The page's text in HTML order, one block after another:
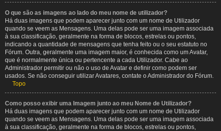
O que são as imagens ao lado do meu nome de utilizador?
Há duas imagens que podem aparecer junto com um nome de Utilizador
quando se veem as Mensagens. Uma delas pode ser uma imagem associada
à sua classificação, geralmente na forma de blocos, estrelas ou pontos,
indicando a quantidade de mensagens que tenha feito ou o seu estatuto no
Fórum. Outra, geralmente uma imagem maior, é conhecida como um Avatar,
que é normalmente única ou pertencente a cada Utilizador. Cabe ao
Administrador permitir ou não o uso de Avatar e definir como podem ser
usados. Se não conseguir utilizar Avatares, contate o Administrador do Fórum.
Topo
Como posso exibir uma Imagem junto ao meu Nome de Utilizador?
Há duas imagens que podem aparecer junto com um nome de Utilizador
quando se veem as Mensagens. Uma delas pode ser uma imagem associada
à sua classificação, geralmente na forma de blocos, estrelas ou pontos,